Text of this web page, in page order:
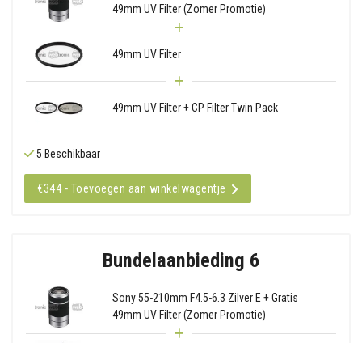
49mm UV Filter (Zomer Promotie)
49mm UV Filter
49mm UV Filter + CP Filter Twin Pack
5 Beschikbaar
€344 - Toevoegen aan winkelwagentje
Bundelaanbieding 6
Sony 55-210mm F4.5-6.3 Zilver E + Gratis
49mm UV Filter (Zomer Promotie)